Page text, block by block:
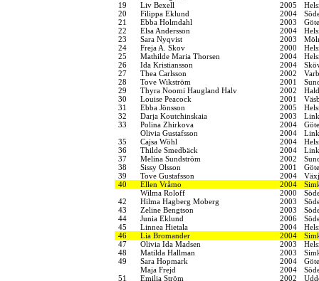
19
Liv Bexell 2005
20
Filippa Eklund 2004
21
Ebba Holmdahl 2003
22
Elsa Andersson 2004
23
Sara Nyqvist 2003
24
Freja A. Skov 2000
25
Mathilde Maria Thorsen 2004
26
Ida Kristiansson 2004
27
Thea Carlsson 2002
28
Tove Wikström 2001
29
Thyra Noomi Haugland Halv 2002
30
Louise Peacock 2001
31
Ebba Jönsson 2005
32
Darja Koutchinskaia 2003
33
Polina Zhirkova 2004
Olivia Gustafsson
2004
35
Cajsa Wöhl 2004
36
Thilde Smedbäck 2004
37
Melina Sundström 2002
38
Sissy Olsson 2001
39
Tove Gustafsson 2004
40
Ellen Vråmo 2004
Wilma Roloff
2000
42
Hilma Hagberg Moberg 2003
43
Zeline Bengtson 2003
44
Junia Eklund 2006
45
Linnea Hietala 2004
46
Lia Bromander 2004
47
Olivia Ida Madsen 2003
48
Matilda Hallman 2003
49
Sara Hopmark 2004
Maja Frejd
2004
51
Emilia Ström 2002